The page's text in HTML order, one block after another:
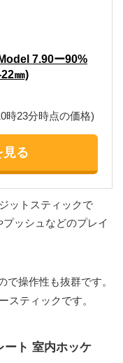
7.90ー90%
㎜)
時23分時点の価格)
る
ットスティックで
ッシュなどのプレイ
で操作性も抜群です。
スティックです。
ート 室内ホッケ